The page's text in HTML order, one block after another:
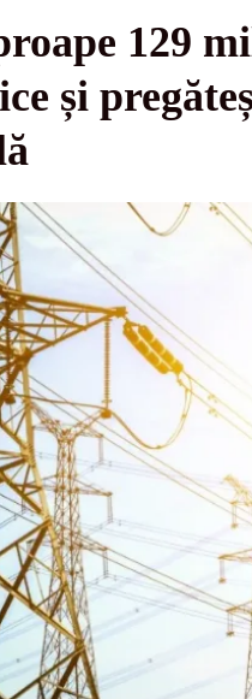
129
și